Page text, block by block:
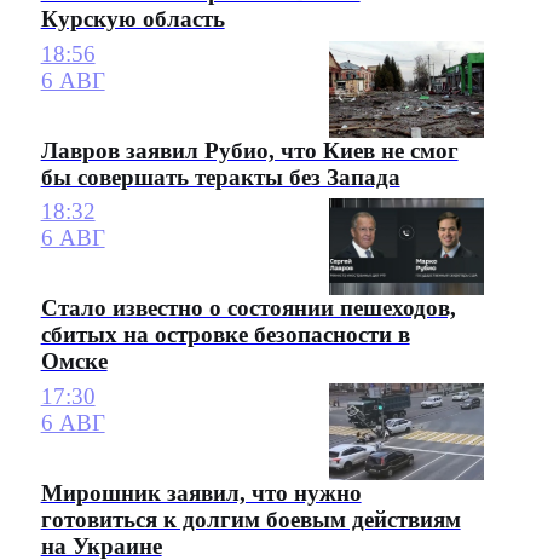
Курскую область
18:56
6 АВГ
Лавров заявил Рубио, что Киев не смог
бы совершать теракты без Запада
18:32
6 АВГ
Стало известно о состоянии пешеходов,
сбитых на островке безопасности в
Омске
17:30
6 АВГ
Мирошник заявил, что нужно
готовиться к долгим боевым действиям
на Украине